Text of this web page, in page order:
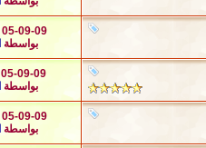
05-09-09
بواسطة
05-09-09
بواسطة
05-09-09
بواسطة